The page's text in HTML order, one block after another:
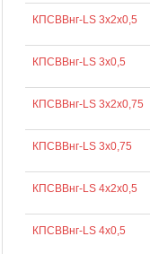
КПСВВнг-LS 3х2х0,5
КПСВВнг-LS 3х0,5
КПСВВнг-LS 3х2х0,75
КПСВВнг-LS 3х0,75
КПСВВнг-LS 4х2х0,5
КПСВВнг-LS 4х0,5